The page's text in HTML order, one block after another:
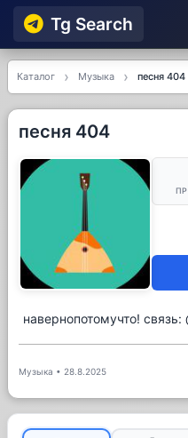
Tg Searсh
Каталог Музыка песня 404
песня 404
навернопотомучто!
Музыка • 28.8.2025